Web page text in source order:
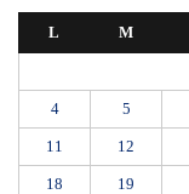
L M
4 5
11 12
18 19